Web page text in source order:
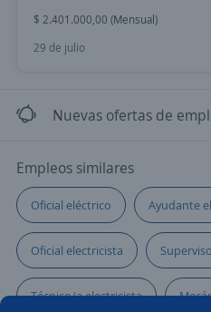
$ 2.401.000,00 (Mensual)
29 de julio
Nuevas ofertas de
Empleos similares
Oficial eléctrico Ayudante
Oficial electricista
Técnico/a electricista